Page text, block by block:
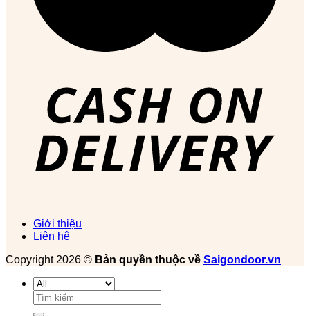
Giới thiệu
Liên hệ
Copyright 2026 © Bản quyền thuộc về Saigondoor.vn
Tìm
kiếm: